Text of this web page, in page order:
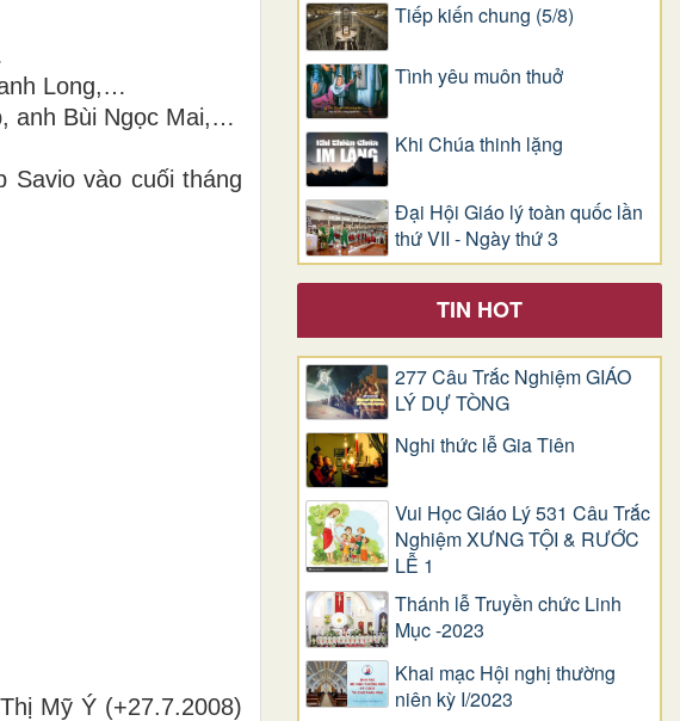
Long,…
anh Bùi Ngọc Mai,…
Savio vào cuối tháng
Mỹ Ý (+27.7.2008)
Tiếp kiến chung (5/8)
Tình yêu muôn thuở
Khi Chúa thinh lặng
Đại Hội Giáo lý toàn quốc lần
thứ VII - Ngày thứ 3
TIN HOT
277 Câu Trắc Nghiệm GIÁO
LÝ DỰ TÒNG
Nghi thức lễ Gia Tiên
Vui Học Giáo Lý 531 Câu Trắc
Nghiệm XƯNG TỘI & RƯỚC
LỄ 1
Thánh lễ Truyền chức Linh
Mục -2023
Khai mạc Hội nghị thường
niên kỳ I/2023